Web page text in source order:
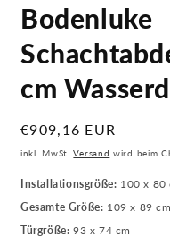
Bodenluke
cm
Normaler
Preis
€909,16 EUR
inkl. MwSt.Versand wird beim
Installationsgröße: 100 x 80
Gesamte Größe: 109 x 89 cm
Türgröße: 93 x 74 cm